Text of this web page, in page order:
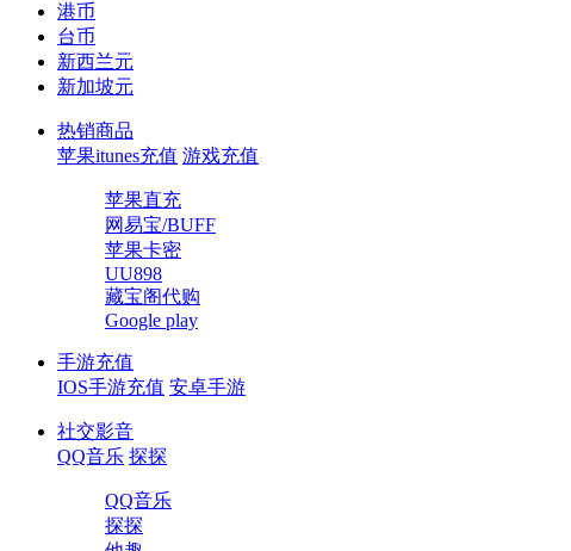
港币
台币
新西兰元
新加坡元
热销商品
苹果itunes充值 游戏充值
苹果直充
网易宝/BUFF
苹果卡密
UU898
藏宝阁代购
Google play
手游充值
IOS手游充值 安卓手游
社交影音
QQ音乐 探探
QQ音乐
探探